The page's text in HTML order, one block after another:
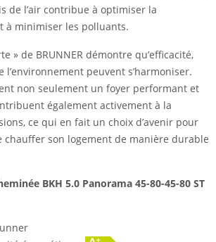
de l’air contribue à optimiser la
à minimiser les polluants.
» de BRUNNER démontre qu’efficacité,
l’environnement peuvent s’harmoniser.
non seulement un foyer performant et
également activement à la
ce qui en fait un choix d’avenir pour
chauffer son logement de manière durable
BKH 5.0 Panorama 45-80-45-80 ST